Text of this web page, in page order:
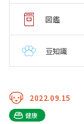
図鑑
豆知識
2022.09.15
健康